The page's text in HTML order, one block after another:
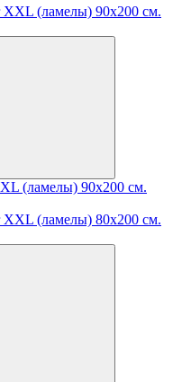
(ламелы) 90х200 см.